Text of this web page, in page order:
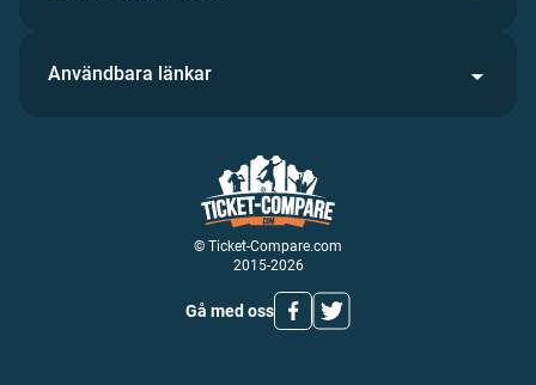
© Ticket-Compare.com
2015-2026
Gå med oss
Användbara länkar